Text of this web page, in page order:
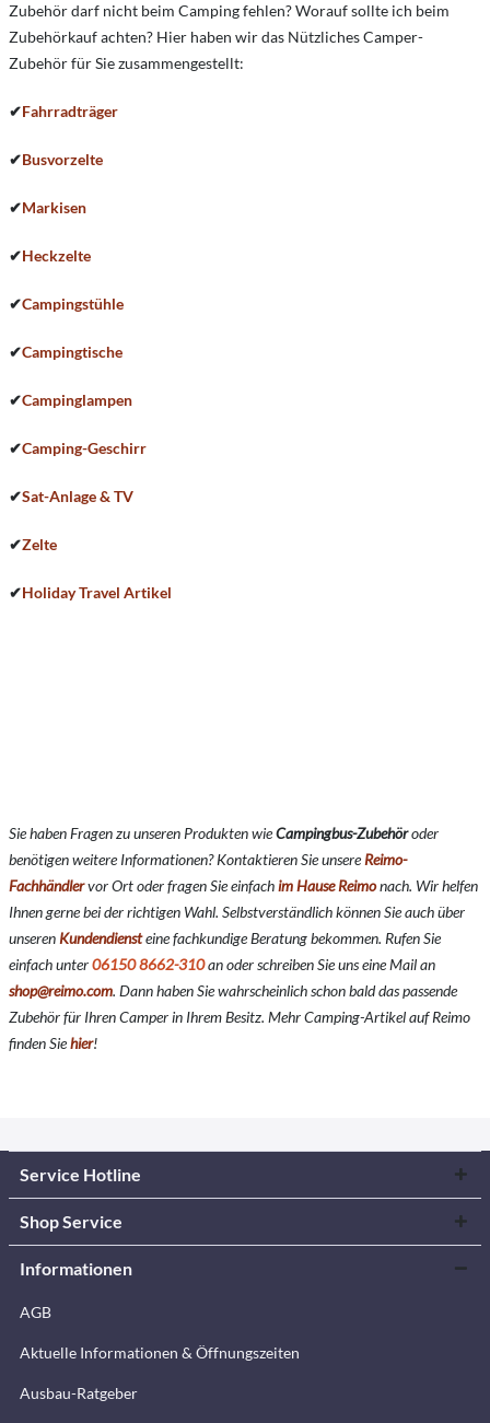
Zubehör darf nicht beim Camping fehlen? Worauf sollte ich beim
Zubehörkauf achten? Hier haben wir das Nützliches Camper-
Zubehör für Sie zusammengestellt:
✔Fahrradträger
✔Busvorzelte
✔Markisen
✔Heckzelte
✔Campingstühle
✔Campingtische
✔Campinglampen
✔Camping-Geschirr
✔Sat-Anlage & TV
✔Zelte
✔Holiday Travel Artikel
Sie haben Fragen zu unseren Produkten wieCampingbus-Zubehöroder
benötigen weitere Informationen? Kontaktieren Sie unsereReimo-
Fachhändlervor Ort oder fragen Sie einfachim Hause Reimonach. Wir helfen
Ihnen gerne bei der richtigen Wahl. Selbstverständlich können Sie auch über
unseren Kundendiensteine fachkundige Beratung bekommen. Rufen Sie
einfach unter06150 8662-310an oder schreiben Sie uns eine Mail an
shop@reimo.com. Dann haben Sie wahrscheinlich schon bald das passende
Zubehör für Ihren Camper in Ihrem Besitz. Mehr Camping-Artikel auf Reimo
finden Siehier!
Service Hotline
Shop Service
Informationen
AGB
Aktuelle Informationen & Öffnungszeiten
Ausbau-Ratgeber